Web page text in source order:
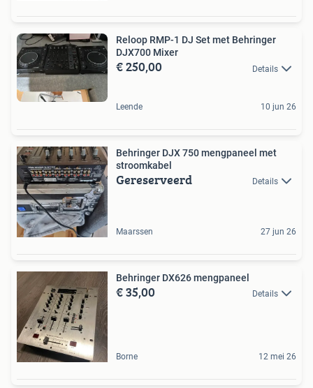
Reloop RMP-1 DJ Set met Behringer
DJX700 Mixer
€ 250,00 Details
Leende 10 jun 26
Behringer DJX 750 mengpaneel met
stroomkabel
Gereserveerd Details
Maarssen 27 jun 26
Behringer DX626 mengpaneel
€ 35,00 Details
Borne 12 mei 26